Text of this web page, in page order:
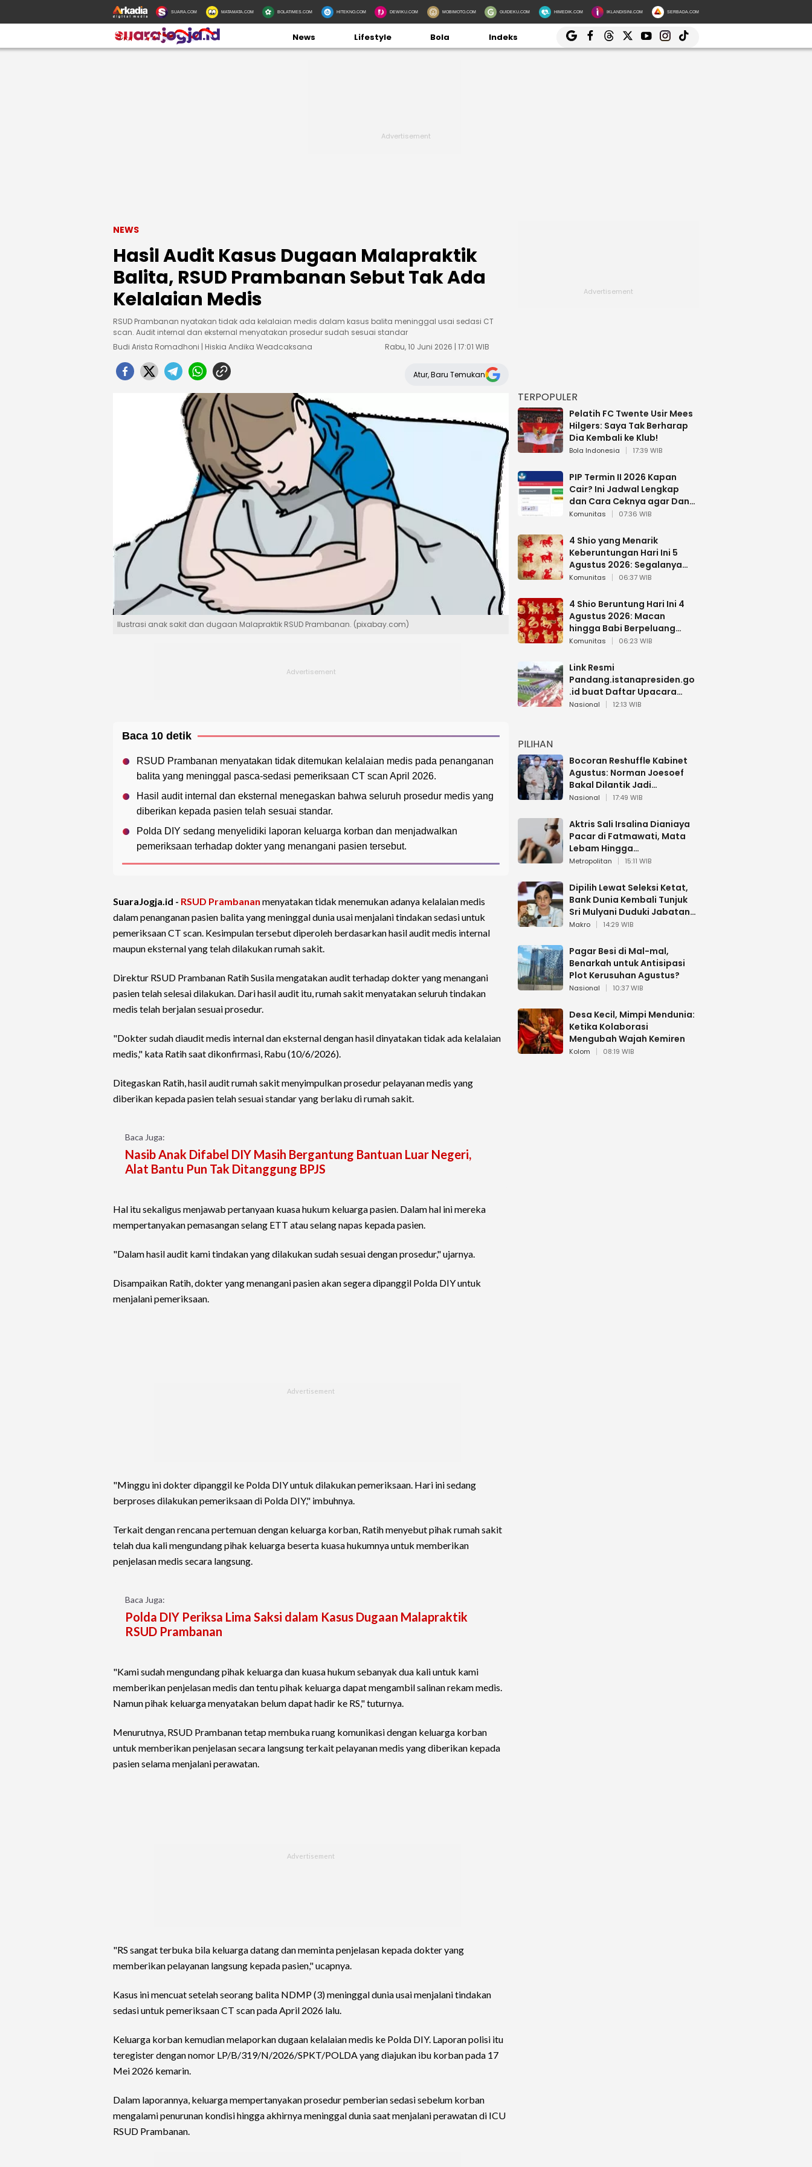
SUARA.COM MATAMATA.COM BOLATIMES.COM HITEKNO.COM DEWIKU.COM MOBIMOTO.COM GUIDEKU.COM HIMEDIK.COM IKLANDISINI.COM SERBADA.COM
News Lifestyle Bola Indeks
NEWS
Hasil Audit Kasus Dugaan Malapraktik
Balita, RSUD Prambanan Sebut Tak Ada
Kelalaian Medis
RSUD Prambanan nyatakan tidak ada kelalaian medis dalam kasus balita meninggal usai sedasi CT
scan. Audit internal dan eksternal menyatakan prosedur sudah sesuai standar
Budi Arista Romadhoni | Hiskia Andika Weadcaksana
Rabu, 10 Juni 2026 | 17:01 WIB
Atur, Baru Temukan
Ilustrasi anak sakit dan dugaan Malapraktik RSUD Prambanan. (pixabay.com)
Baca 10 detik
RSUD Prambanan menyatakan tidak ditemukan kelalaian medis pada penanganan
balita yang meninggal pasca-sedasi pemeriksaan CT scan April 2026.
Hasil audit internal dan eksternal menegaskan bahwa seluruh prosedur medis yang
diberikan kepada pasien telah sesuai standar.
Polda DIY sedang menyelidiki laporan keluarga korban dan menjadwalkan
pemeriksaan terhadap dokter yang menangani pasien tersebut.
SuaraJogja.id - RSUD Prambanan menyatakan tidak menemukan adanya kelalaian medis
dalam penanganan pasien balita yang meninggal dunia usai menjalani tindakan sedasi untuk
pemeriksaan CT scan. Kesimpulan tersebut diperoleh berdasarkan hasil audit medis internal
maupun eksternal yang telah dilakukan rumah sakit.
Direktur RSUD Prambanan Ratih Susila mengatakan audit terhadap dokter yang menangani
pasien telah selesai dilakukan. Dari hasil audit itu, rumah sakit menyatakan seluruh tindakan
medis telah berjalan sesuai prosedur.
"Dokter sudah diaudit medis internal dan eksternal dengan hasil dinyatakan tidak ada kelalaian
medis," kata Ratih saat dikonfirmasi, Rabu (10/6/2026).
Ditegaskan Ratih, hasil audit rumah sakit menyimpulkan prosedur pelayanan medis yang
diberikan kepada pasien telah sesuai standar yang berlaku di rumah sakit.
Baca Juga:
Nasib Anak Difabel DIY Masih Bergantung Bantuan Luar Negeri,
Alat Bantu Pun Tak Ditanggung BPJS
Hal itu sekaligus menjawab pertanyaan kuasa hukum keluarga pasien. Dalam hal ini mereka
mempertanyakan pemasangan selang ETT atau selang napas kepada pasien.
"Dalam hasil audit kami tindakan yang dilakukan sudah sesuai dengan prosedur," ujarnya.
Disampaikan Ratih, dokter yang menangani pasien akan segera dipanggil Polda DIY untuk
menjalani pemeriksaan.
"Minggu ini dokter dipanggil ke Polda DIY untuk dilakukan pemeriksaan. Hari ini sedang
berproses dilakukan pemeriksaan di Polda DIY," imbuhnya.
Terkait dengan rencana pertemuan dengan keluarga korban, Ratih menyebut pihak rumah sakit
telah dua kali mengundang pihak keluarga beserta kuasa hukumnya untuk memberikan
penjelasan medis secara langsung.
Baca Juga:
Polda DIY Periksa Lima Saksi dalam Kasus Dugaan Malapraktik
RSUD Prambanan
"Kami sudah mengundang pihak keluarga dan kuasa hukum sebanyak dua kali untuk kami
memberikan penjelasan medis dan tentu pihak keluarga dapat mengambil salinan rekam medis.
Namun pihak keluarga menyatakan belum dapat hadir ke RS," tuturnya.
Menurutnya, RSUD Prambanan tetap membuka ruang komunikasi dengan keluarga korban
untuk memberikan penjelasan secara langsung terkait pelayanan medis yang diberikan kepada
pasien selama menjalani perawatan.
"RS sangat terbuka bila keluarga datang dan meminta penjelasan kepada dokter yang
memberikan pelayanan langsung kepada pasien," ucapnya.
Kasus ini mencuat setelah seorang balita NDMP (3) meninggal dunia usai menjalani tindakan
sedasi untuk pemeriksaan CT scan pada April 2026 lalu.
Keluarga korban kemudian melaporkan dugaan kelalaian medis ke Polda DIY. Laporan polisi itu
teregister dengan nomor LP/B/319/N/2026/SPKT/POLDA yang diajukan ibu korban pada 17
Mei 2026 kemarin.
Dalam laporannya, keluarga mempertanyakan prosedur pemberian sedasi sebelum korban
mengalami penurunan kondisi hingga akhirnya meninggal dunia saat menjalani perawatan di ICU
RSUD Prambanan.
TERPOPULER
Pelatih FC Twente Usir Mees
Hilgers: Saya Tak Berharap
Dia Kembali ke Klub!
Bola Indonesia 17:39 WIB
PIP Termin II 2026 Kapan
Cair? Ini Jadwal Lengkap
dan Cara Ceknya agar Dana
Tidak Hangus!
Komunitas 07:36 WIB
4 Shio yang Menarik
Keberuntungan Hari Ini 5
Agustus 2026: Segalanya
Berjalan Lancar
Komunitas 06:37 WIB
4 Shio Beruntung Hari Ini 4
Agustus 2026: Macan
hingga Babi Berpeluang
Dapat Kabar Baik
Komunitas 06:23 WIB
Link Resmi
Pandang.istanapresiden.go
.id buat Daftar Upacara
Bendera HUT RI di Istana
Nasional 12:13 WIB
PILIHAN
Bocoran Reshuffle Kabinet
Agustus: Norman Joesoef
Bakal Dilantik Jadi
Wamenhan RI
Nasional 17:49 WIB
Aktris Sali Irsalina Dianiaya
Pacar di Fatmawati, Mata
Lebam Hingga
Diselamatkan Polantas
Metropolitan 15:11 WIB
Dipilih Lewat Seleksi Ketat,
Bank Dunia Kembali Tunjuk
Sri Mulyani Duduki Jabatan
Strategis
Makro 14:29 WIB
Pagar Besi di Mal-mal,
Benarkah untuk Antisipasi
Plot Kerusuhan Agustus?
Nasional 10:37 WIB
Desa Kecil, Mimpi Mendunia:
Ketika Kolaborasi
Mengubah Wajah Kemiren
Kolom 08:19 WIB